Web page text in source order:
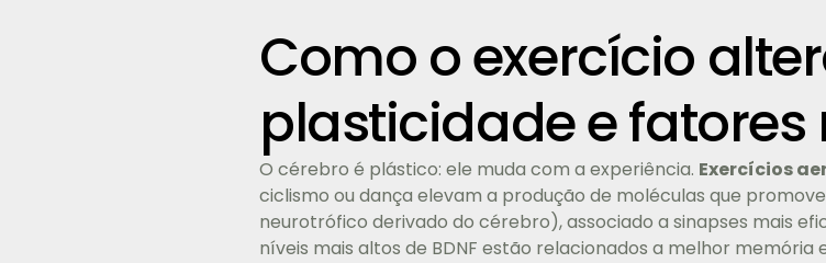
Como o exercício
plasticidade e
O cérebro é plástico: ele muda com a experiência. Exercícios
ciclismo ou dança elevam a produção de moléculas que
neurotrófico derivado do cérebro), associado a sinapses mais
níveis mais altos de BDNF estão relacionados a melhor